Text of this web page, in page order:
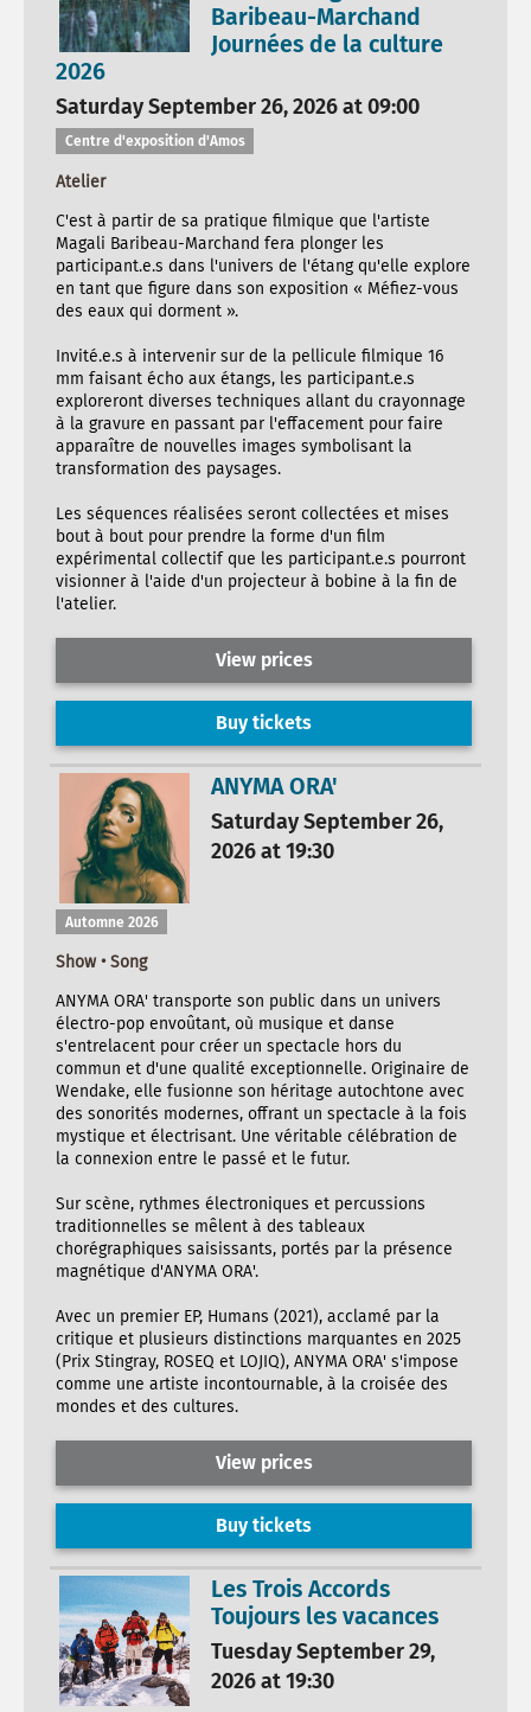
Baribeau-Marchand
Journées de la culture
2026
Saturday September 26, 2026 at 09:00
Centre d'exposition d'Amos
Atelier
C'est à partir de sa pratique filmique que l'artiste
Magali Baribeau-Marchand fera plonger les
participant.e.s dans l'univers de l'étang qu'elle explore
en tant que figure dans son exposition « Méfiez-vous
des eaux qui dorment ».
Invité.e.s à intervenir sur de la pellicule filmique 16
mm faisant écho aux étangs, les participant.e.s
exploreront diverses techniques allant du crayonnage
à la gravure en passant par l'effacement pour faire
apparaître de nouvelles images symbolisant la
transformation des paysages.
Les séquences réalisées seront collectées et mises
bout à bout pour prendre la forme d'un film
expérimental collectif que les participant.e.s pourront
visionner à l'aide d'un projecteur à bobine à la fin de
l'atelier.
View prices
Buy tickets
ANYMA ORA'
Saturday September 26,
2026 at 19:30
Automne 2026
Show • Song
ANYMA ORA' transporte son public dans un univers
électro-pop envoûtant, où musique et danse
s'entrelacent pour créer un spectacle hors du
commun et d'une qualité exceptionnelle. Originaire de
Wendake, elle fusionne son héritage autochtone avec
des sonorités modernes, offrant un spectacle à la fois
mystique et électrisant. Une véritable célébration de
la connexion entre le passé et le futur.
Sur scène, rythmes électroniques et percussions
traditionnelles se mêlent à des tableaux
chorégraphiques saisissants, portés par la présence
magnétique d'ANYMA ORA'.
Avec un premier EP, Humans (2021), acclamé par la
critique et plusieurs distinctions marquantes en 2025
(Prix Stingray, ROSEQ et LOJIQ), ANYMA ORA' s'impose
comme une artiste incontournable, à la croisée des
mondes et des cultures.
View prices
Buy tickets
Les Trois Accords
Toujours les vacances
Tuesday September 29,
2026 at 19:30